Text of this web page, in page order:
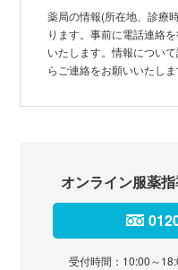
薬局の情報(所在地、診療
ります。事前に電話連絡
いたします。情報につい
らご連絡をお願いいたしま
オンライン服薬
受付時間：10:00～